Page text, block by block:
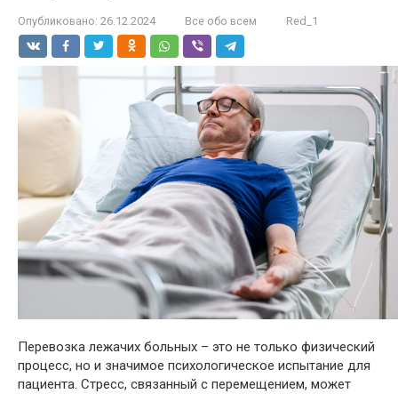
Опубликовано: 26.12.2024 Все обо всем Red_1
Перевозка лежачих больных – это не только физический
процесс, но и значимое психологическое испытание для
пациента. Стресс, связанный с перемещением, может